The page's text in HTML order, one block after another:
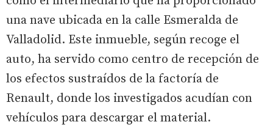
una nave ubicada en la calle Esmeralda de
Valladolid. Este inmueble, según recoge el
auto, ha servido como centro de recepción de
los efectos sustraídos de la factoría de
Renault, donde los investigados acudían con
vehículos para descargar el material.